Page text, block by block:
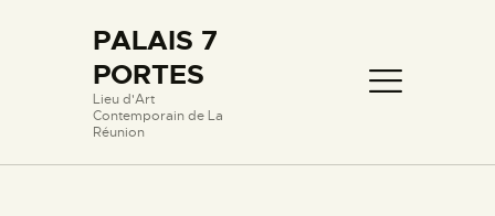
PALAIS 7
PORTES
Lieu d'Art
Contemporain de La
Réunion
PALAIS 7 PORTES
Lieu d'Art Contemporain de La Réunion